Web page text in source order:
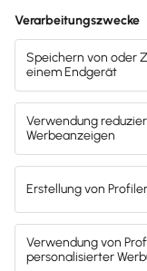
mehr
gratis
während